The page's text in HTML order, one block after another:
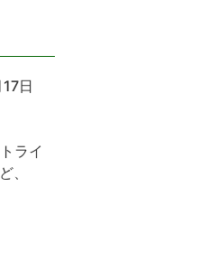
日
ライ
、